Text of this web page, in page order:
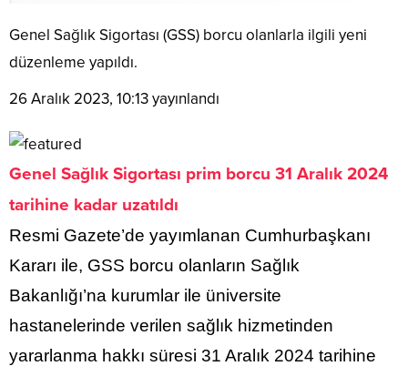
Genel Sağlık Sigortası (GSS) borcu olanlarla ilgili yeni
düzenleme yapıldı.
26 Aralık 2023, 10:13yayınlandı
Genel Sağlık Sigortası prim borcu 31 Aralık 2024
tarihine kadar uzatıldı
Resmi Gazete’de yayımlanan Cumhurbaşkanı
Kararı ile, GSS borcu olanların Sağlık
Bakanlığı’na kurumlar ile üniversite
hastanelerinde verilen sağlık hizmetinden
yararlanma hakkı süresi 31 Aralık 2024 tarihine